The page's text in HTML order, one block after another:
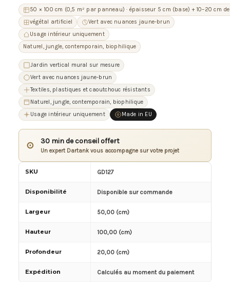
50 × 100 cm (0,5 m² par panneau) · épaisseur 5 cm (base) + 10–20 cm
végétal artificiel
Vert avec nuances jaune-brun
Usage intérieur uniquement
Naturel, jungle, contemporain, biophilique
Jardin vertical mural sur mesure
Vert avec nuances jaune-brun
Textiles, plastiques et caoutchouc résistants
Naturel, jungle, contemporain, biophilique
Usage intérieur uniquement
Made in EU
⊙ 30 min de conseil offert
Un expert Dartank vous accompagne sur votre projet
SKU GD127
Disponibilité Disponible sur commande
Largeur 50,00 (cm)
Hauteur 100,00 (cm)
Profondeur 20,00 (cm)
Expédition Calculés au moment du paiement